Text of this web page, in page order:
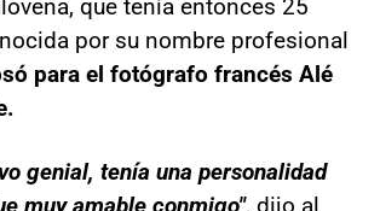
que tenía entonces 25
por su nombre profesional
para el fotógrafo francés Alé
genial, tenía una personalidad
muy amable conmigo", dijo al